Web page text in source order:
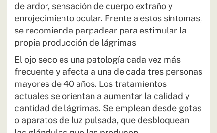
de ardor, sensación de cuerpo extraño y
enrojecimiento ocular. Frente a estos síntomas,
se recomienda parpadear para estimular la
propia producción de lágrimas
El ojo seco es una patología cada vez más
frecuente y afecta a una de cada tres personas
mayores de 40 años. Los tratamientos
actuales se orientan a aumentar la calidad y
cantidad de lágrimas. Se emplean desde gotas
o aparatos de luz pulsada, que desbloquean